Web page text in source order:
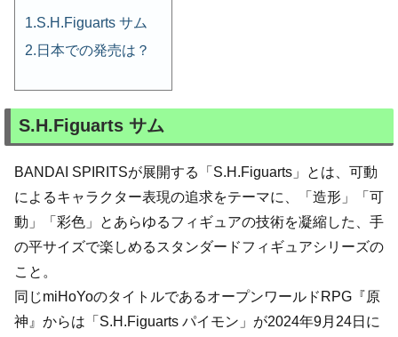
S.H.Figuarts サム
日本での発売は？
S.H.Figuarts サム
BANDAI SPIRITSが展開する「S.H.Figuarts」とは、可動
によるキャラクター表現の追求をテーマに、「造形」「可
動」「彩色」とあらゆるフィギュアの技術を凝縮した、手
の平サイズで楽しめるスタンダードフィギュアシリーズの
こと。
同じmiHoYoのタイトルであるオープンワールドRPG『原
神』からは「S.H.Figuarts パイモン」が2024年9月24日に